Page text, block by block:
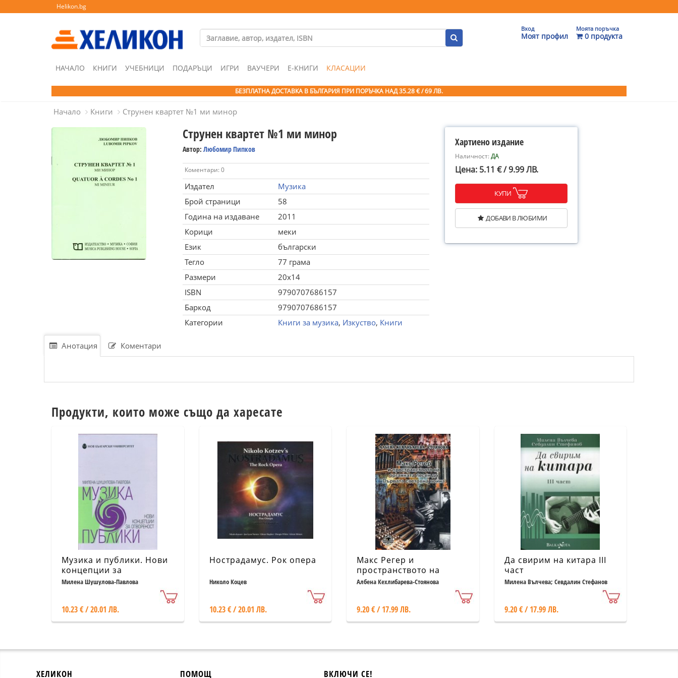
Helikon.bg
Вход
Моят профил
Моята поръчка
0 продукта
НАЧАЛО КНИГИ УЧЕБНИЦИ ПОДАРЪЦИ ИГРИ ВАУЧЕРИ Е-КНИГИ КЛАСАЦИИ
БЕЗПЛАТНА ДОСТАВКА В БЪЛГАРИЯ ПРИ ПОРЪЧКА НАД 35.28 € / 69 ЛВ.
Начало Книги Струнен квартет №1 ми минор
Струнен квартет №1 ми минор
Автор: Любомир Пипков
Коментари: 0
Издател
Музика
Брой страници
58
Година на издаване
2011
Корици
меки
Език
български
Тегло
77 грама
Размери
20x14
ISBN
9790707686157
Баркод
9790707686157
Категории
Книги за музика, Изкуство, Книги
Хартиено издание
Наличност:ДА
Цена: 5.11 € / 9.99 ЛВ.
КУПИ
ДОБАВИ В ЛЮБИМИ
Анотация Коментари
Продукти, които може също да харесате
Музика и публики. Нови
концепции за
отвореност
Милена Шушулова-Павлова
10.23 € / 20.01 ЛВ.
Нострадамус. Рок опера
Николо Коцев
10.23 € / 20.01 ЛВ.
Макс Регер и
пространството на
органната песен до
Първата световна война
Албена Кехлибарева-Стоянова
9.20 € / 17.99 ЛВ.
Да свирим на китара III
част
Милена Вълчева; Севдалин Стефанов
9.20 € / 17.99 ЛВ.
ХЕЛИКОН ПОМОЩ ВКЛЮЧИ СЕ!